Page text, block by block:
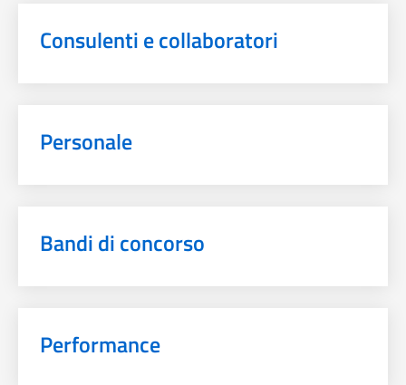
Consulenti e collaboratori
Personale
Bandi di concorso
Performance